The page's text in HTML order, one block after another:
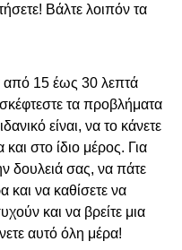
Βάλτε λοιπόν τα
από 15 έως 30 λεπτά
τα προβλήματα
είναι, να το κάνετε
στο ίδιο μέρος. Για
δουλειά σας, να πάτε
και να καθίσετε να
και να βρείτε μια
αυτό όλη μέρα!